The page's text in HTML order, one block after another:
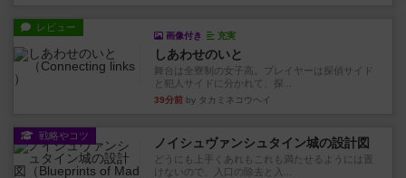
レビュー
画像付き 充実
しあわせのいと
舞台は全寮制の女子高。プレイヤーは探偵サイド
と犯人サイドに分かれて、探...
39分前 by タカミネコウヘイ
戦略やコツ ノイシュヴァンシュタイン城の設計図
どうにも上手くあれもこれも満たせるようには置
けないので、入口の除去と入...